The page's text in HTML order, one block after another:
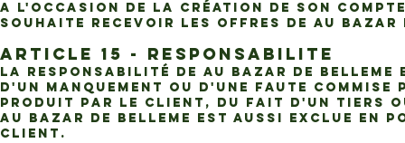
A l'occasion de la création de son
souhaite recevoir les offres de AU BAZAR
ARTICLE 15 - RESPONSABILITE
La responsabilité de AU BAZAR DE
d'un manquement ou d'une faute
Produit par le Client, du fait d'un tiers
AU BAZAR DE BELLEME est aussi exclue
Client.